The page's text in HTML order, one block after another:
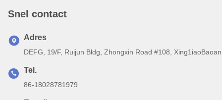
Snel contact
Adres
DEFG, 19/F, Ruijun Bldg, Zhongxin Road #108,
Tel.
86-18028781979